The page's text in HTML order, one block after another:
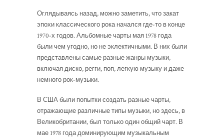
Оглядываясь назад, можно заметить, что закат
эпохи классического рока начался где-то в конце
1970-х годов. Альбомные чарты мая 1978 года
были чем угодно, но не эклектичными. В них были
представлены самые разные жанры музыки,
включая диско, регги, поп, легкую музыку и даже
немного рок-музыки.
В США были попытки создать разные чарты,
отражающие различные типы музыки, но здесь, в
Великобритании, был только один общий чарт. В
мае 1978 года доминирующим музыкальным